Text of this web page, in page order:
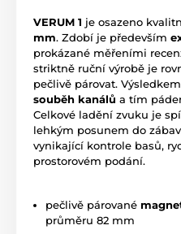
VERUM 1 je osazeno
mm. Zdobí je především
prokázané měřeními
striktně ruční výrobě je
pečlivě párovat.
souběh kanálů a tím
Celkové ladění zvuku je
lehkým posunem do
vynikající kontrole basů,
prostorovém podání.
pečlivě párované
průměru 82 mm